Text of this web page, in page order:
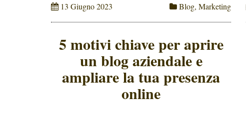
13 Giugno 2023 Blog, Marketing
5 motivi chiave per aprire
un blog aziendale e
ampliare la tua presenza
online